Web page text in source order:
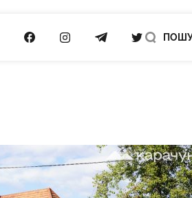
ПОСИЛАННЯ НА FACEBOOK
ПОСИЛАННЯ НА INSTAGRAM
ПОСИЛАННЯ НА
ПОСИЛАННЯ